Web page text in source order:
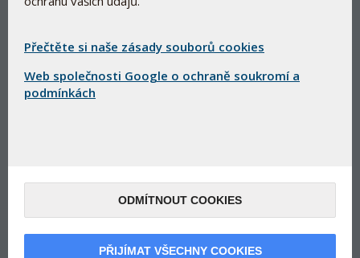
Doplněk stravy
přeměňuje na NADH.
Vyrobeno v Dánsku pod farmaceutickou kontrolou.
Přečtěte si naše zásady souborů cookies
Web společnosti Google o ochraně soukromí a
podmínkách
ODMÍTNOUT COOKIES
PŘIJÍMAT VŠECHNY COOKIES